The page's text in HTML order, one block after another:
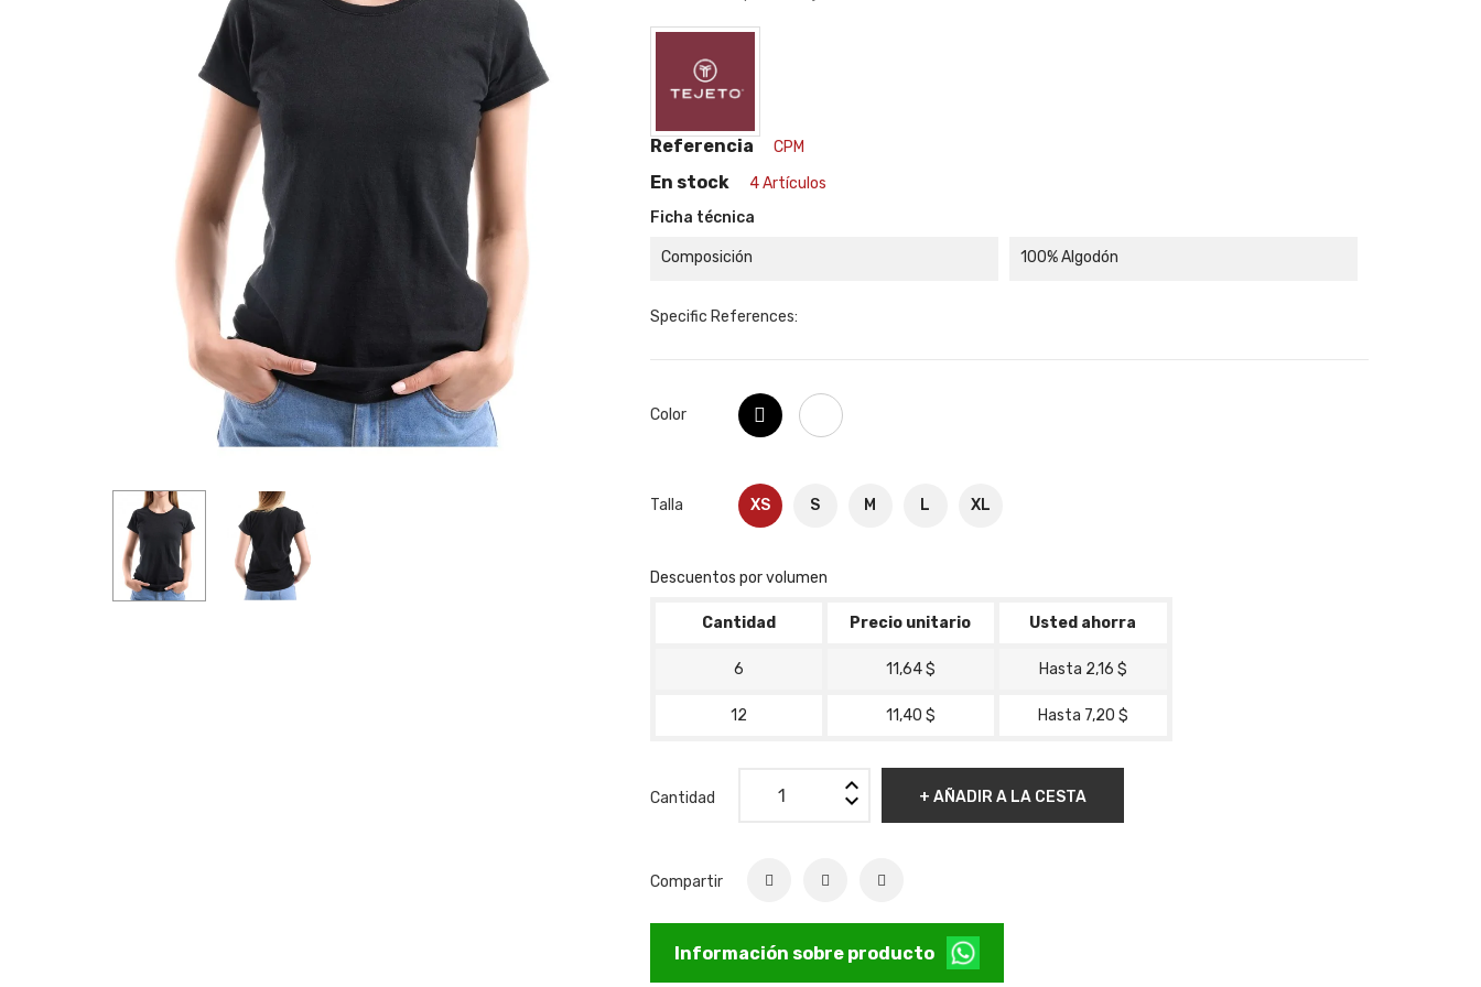
Referencia CPM
En stock
4 Artículos
Ficha técnica
Composición 100% Algodón
Specific References:
Color
Negro Blanco
Talla XS S M L XL
Descuentos por volumen
Cantidad Precio unitario Usted ahorra
6 11,64 $ Hasta 2,16 $
12 11,40 $ Hasta 7,20 $
Cantidad + AÑADIR A LA CESTA
Compartir
Información sobre producto